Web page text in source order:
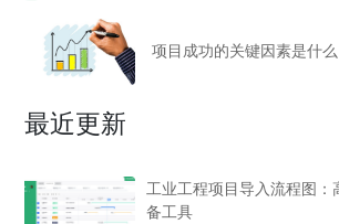
项目成功的关键因素是什么
最近更新
工业工程项目导入流程图：
备工具